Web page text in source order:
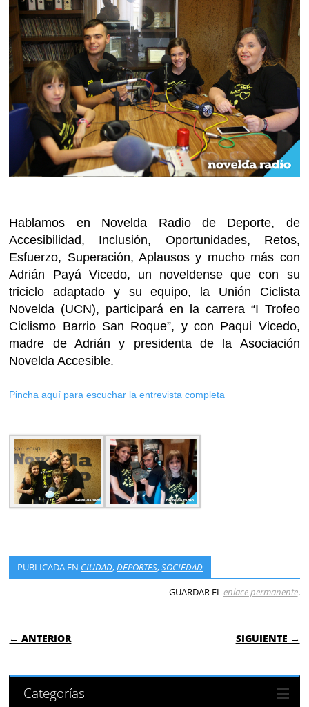
Hablamos en Novelda Radio de Deporte, de
Accesibilidad, Inclusión, Oportunidades, Retos,
Esfuerzo, Superación, Aplausos y mucho más con
Adrián Payá Vicedo, un noveldense que con su
triciclo adaptado y su equipo, la Unión Ciclista
Novelda (UCN), participará en la carrera “I Trofeo
Ciclismo Barrio San Roque”, y con Paqui Vicedo,
madre de Adrián y presidenta de la Asociación
Novelda Accesible.
Pincha aquí para escuchar la entrevista completa
PUBLICADA EN CIUDAD,DEPORTES,SOCIEDAD
GUARDAR ELenlace permanente.
NAVEGACIÓN DE ENTRADAS
← ANTERIOR SIGUIENTE →
Categorías